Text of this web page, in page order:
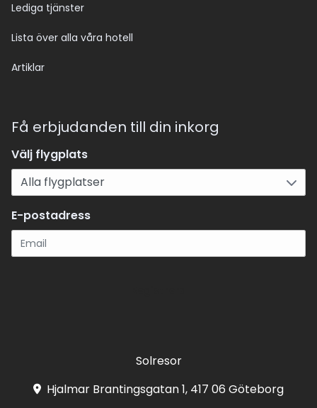
Lediga tjänster
Lista över alla våra hotell
Artiklar
Få erbjudanden till din inkorg
Välj flygplats
E-postadress
Solresor
Hjalmar Brantingsgatan 1, 417 06 Göteborg